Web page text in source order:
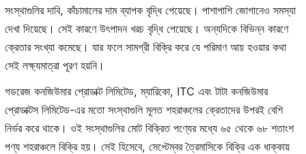
সংস্থাগুলির দাবি, কাঁচামালের দাম ব্যাপক বৃদ্ধি পেয়েছে। পাশাপাশি জোগানেও সমস্যা
দেখা দিয়েছে। সেই কারণে উৎপাদন খরচ বৃদ্ধি পেয়েছে। অন্যদিকে বিভিন্ন কারণে
ক্রেতার সংখ্যা কমেছে। যার ফলে সামগ্রী বিক্রি করে যে পরিমাণ আয় হওয়ার কথা
সেই লক্ষ্যমাত্রা পূরণ হয়নি।
গডরেজ কনজিউমার প্রোডাক্ট লিমিটেড, ম্যারিকো, ITC এবং টাটা কনজিউমার
প্রোডাক্টস লিমিটেড-এর মতো সংস্থাগুলি মূলত শহরাঞ্চলের ক্রেতাদের উপরই বেশি
নির্ভর করে থাকে। ওই সংস্থাগুলির মোট বিক্রিত পণ্যের মধ্যে ৬৫ থেকে ৬৮ শতাংশ
পণ্য শহরাঞ্চলে বিক্রি হয়। সেই হিসেবে, সেপ্টেম্বর ত্রৈমাসিকে বিক্রি এক ধাক্কায়